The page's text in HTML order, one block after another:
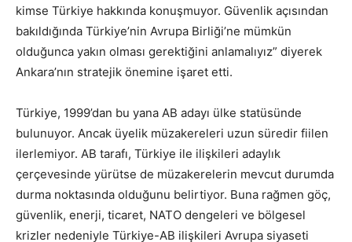
kimse Türkiye hakkında konuşmuyor. Güvenlik açısından
bakıldığında Türkiye’nin Avrupa Birliği’ne mümkün
olduğunca yakın olması gerektiğini anlamalıyız” diyerek
Ankara’nın stratejik önemine işaret etti.
Türkiye, 1999’dan bu yana AB adayı ülke statüsünde
bulunuyor. Ancak üyelik müzakereleri uzun süredir fiilen
ilerlemiyor. AB tarafı, Türkiye ile ilişkileri adaylık
çerçevesinde yürütse de müzakerelerin mevcut durumda
durma noktasında olduğunu belirtiyor. Buna rağmen göç,
güvenlik, enerji, ticaret, NATO dengeleri ve bölgesel
krizler nedeniyle Türkiye-AB ilişkileri Avrupa siyaseti